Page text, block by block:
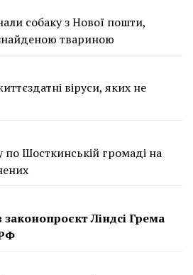
собаку з Нової пошти,
твариною
віруси, яких не
по Шосткинській громаді на
Ліндсі Грема